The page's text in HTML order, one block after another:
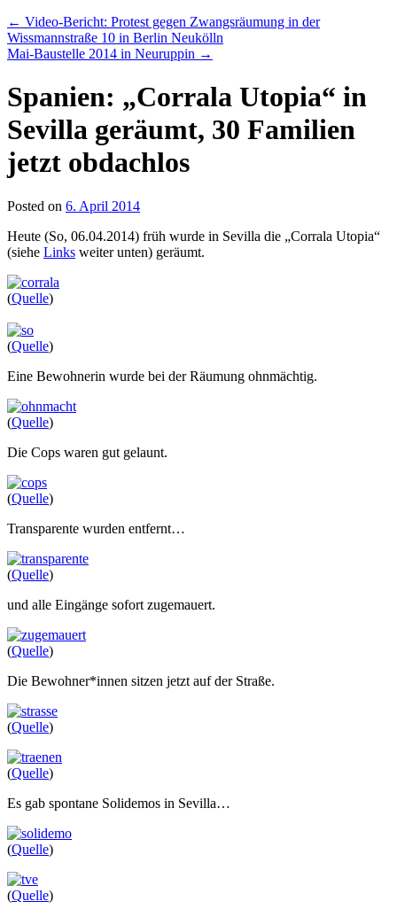
← Video-Bericht: Protest gegen Zwangsräumung in der
Wissmannstraße 10 in Berlin Neukölln
Mai-Baustelle 2014 in Neuruppin →
Spanien: „Corrala Utopia“ in
Sevilla geräumt, 30 Familien
jetzt obdachlos
Posted on 6. April 2014
Heute (So, 06.04.2014) früh wurde in Sevilla die „Corrala Utopia“
(siehe Links weiter unten) geräumt.
(Quelle)
(Quelle)
Eine Bewohnerin wurde bei der Räumung ohnmächtig.
(Quelle)
Die Cops waren gut gelaunt.
(Quelle)
Transparente wurden entfernt…
(Quelle)
und alle Eingänge sofort zugemauert.
(Quelle)
Die Bewohner*innen sitzen jetzt auf der Straße.
(Quelle)
(Quelle)
Es gab spontane Solidemos in Sevilla…
(Quelle)
(Quelle)